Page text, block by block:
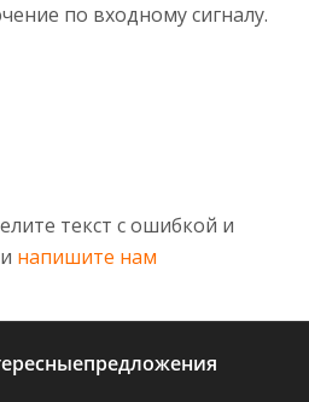
по входному сигналу.
текст с ошибкой и
напишите нам
предложения